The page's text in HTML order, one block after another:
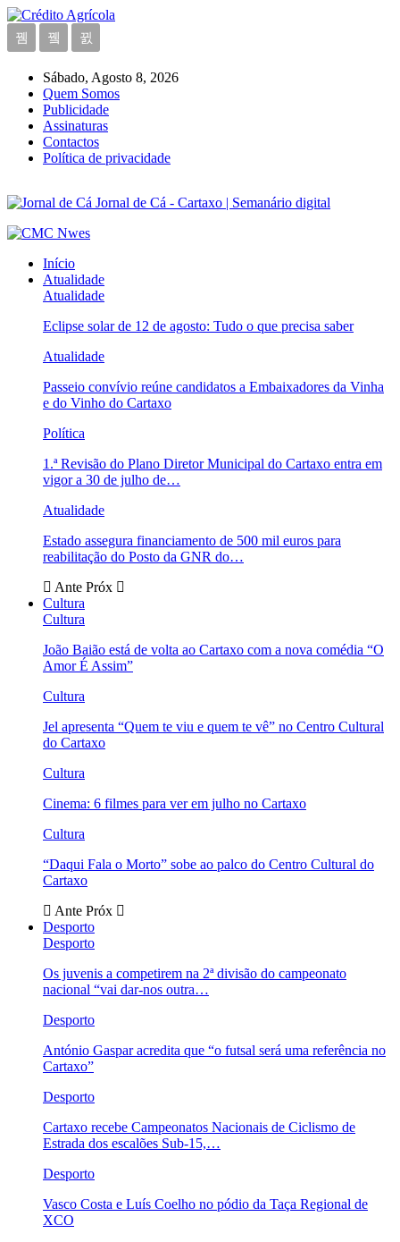
Sábado, Agosto 8, 2026
Quem Somos
Publicidade
Assinaturas
Contactos
Política de privacidade
Jornal de Cá - Cartaxo | Semanário digital
Início
Atualidade
Atualidade
Eclipse solar de 12 de agosto: Tudo o que precisa saber
Atualidade
Passeio convívio reúne candidatos a Embaixadores da Vinha
e do Vinho do Cartaxo
Política
1.ª Revisão do Plano Diretor Municipal do Cartaxo entra em
vigor a 30 de julho de…
Atualidade
Estado assegura financiamento de 500 mil euros para
reabilitação do Posto da GNR do…
Ante Próx
Cultura
Cultura
João Baião está de volta ao Cartaxo com a nova comédia “O
Amor É Assim”
Cultura
Jel apresenta “Quem te viu e quem te vê” no Centro Cultural
do Cartaxo
Cultura
Cinema: 6 filmes para ver em julho no Cartaxo
Cultura
“Daqui Fala o Morto” sobe ao palco do Centro Cultural do
Cartaxo
Ante Próx
Desporto
Desporto
Os juvenis a competirem na 2ª divisão do campeonato
nacional “vai dar-nos outra…
Desporto
António Gaspar acredita que “o futsal será uma referência no
Cartaxo”
Desporto
Cartaxo recebe Campeonatos Nacionais de Ciclismo de
Estrada dos escalões Sub-15,…
Desporto
Vasco Costa e Luís Coelho no pódio da Taça Regional de
XCO